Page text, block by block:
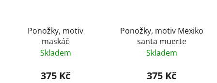
Ponožky, motiv
maskáč
Skladem
375 Kč
Ponožky, motiv Mexiko
santa muerte
Skladem
375 Kč